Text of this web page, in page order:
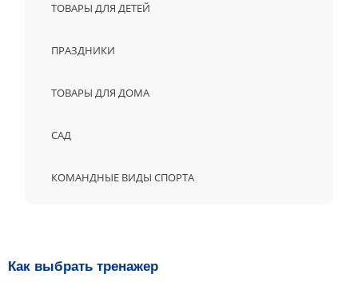
ТОВАРЫ ДЛЯ ДЕТЕЙ
ПРАЗДНИКИ
ТОВАРЫ ДЛЯ ДОМА
САД
КОМАНДНЫЕ ВИДЫ СПОРТА
Как выбрать тренажер